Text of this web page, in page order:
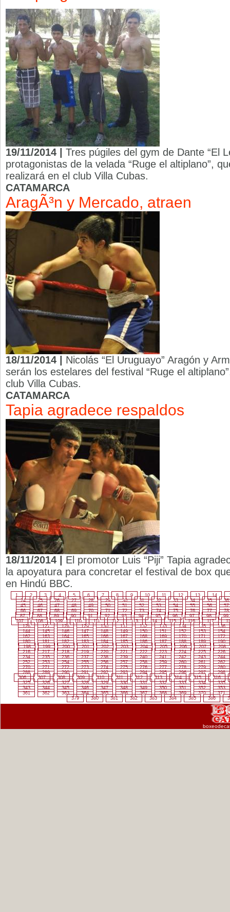
19/11/2014 | Tres púgiles del gym de Dante “El
protagonistas de la velada “Ruge el altiplano”,
realizará en el club Villa Cubas.
CATAMARCA
AragÃ³n y Mercado, atraen
18/11/2014 | Nicolás “El Uruguayo” Aragón y
serán los estelares del festival “Ruge el
club Villa Cubas.
CATAMARCA
Tapia agradece respaldos
18/11/2014 | El promotor Luis “Piji” Tapia
la apoyatura para concretar el festival de box
en Hindú BBC.
1 2 3 4 5 6 7 8 9 10 11 12 13 14
24
25 26 27 28 29 30 31 32 33 34 35
36
45
46 47 48 49 50 51 52 53 54 55 56
57
66
67 68 69 70 71 72 73 74 75 76 77
78
87
88 89 90 91 92 93 94 95 96 97 98
99
107
108 109 110 111 112 113 114 115 116 117
126
127 128 129 130 131 132 133 134 135
136
144
145 146 147 148 149 150 151 152 153
154
162
163 164 165 166 167 168 169 170 171
172
180
181 182 183 184 185 186 187 188 189
190
198
199 200 201 202 203 204 205 206 207
208
216
217 218 219 220 221 222 223 224 225
226
234
235 236 237 238 239 240 241 242 243
244
252
253 254 255 256 257 258 259 260 261
262
270
271 272 273 274 275 276 277 278 279
280
288
289 290 291 292 293 294 295 296 297
298
306
307 308 309 310 311 312 313 314 315
316
325
326 327 328 329 330 331 332 333 334
335
343
344 345 346 347 348 349 350 351 352
353
361
362 363 364 365 366 367 368 369 370
371
379
380 381 382 383 384 385 386